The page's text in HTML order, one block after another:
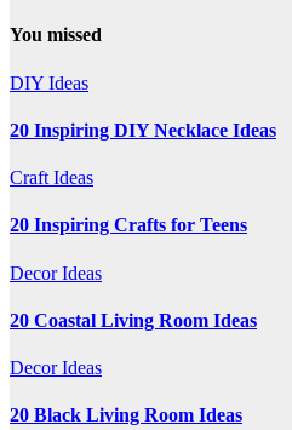
You missed
DIY Ideas
20 Inspiring DIY Necklace Ideas
Craft Ideas
20 Inspiring Crafts for Teens
Decor Ideas
20 Coastal Living Room Ideas
Decor Ideas
20 Black Living Room Ideas